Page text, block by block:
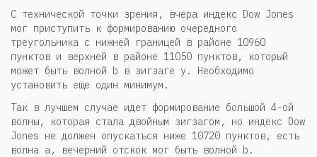
С технической точки зрения, вчера индекс Dow Jones
мог приступить к формированию очередного
треугольника с нижней границей в районе 10960
пунктов и верхней в районе 11050 пунктов, который
может быть волной b в зигзаге y. Необходимо
установить еще один минимум.
Так в лучшем случае идет формирование большой 4-ой
волны, которая стала двойным зигзагом, но индекс Dow
Jones не должен опускаться ниже 10720 пунктов, есть
волна а, вечерний отскок мог быть волной b.